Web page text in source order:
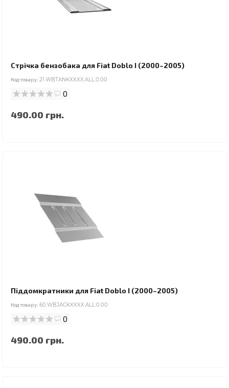
Стрічка бензобака для Fiat Doblo I (2000–2005)
Код товару: 21.WBTANKXXXX.ALL.0.00
0
490.00 грн.
Піддомкратники для Fiat Doblo I (2000–2005)
Код товару: 60.WBJACKXXXX.ALL.0.00
0
490.00 грн.